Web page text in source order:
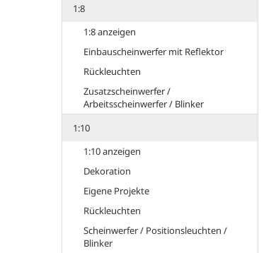
1:8
1:8 anzeigen
Einbauscheinwerfer mit Reflektor
Rückleuchten
Zusatzscheinwerfer /
Arbeitsscheinwerfer / Blinker
1:10
1:10 anzeigen
Dekoration
Eigene Projekte
Rückleuchten
Scheinwerfer / Positionsleuchten /
Blinker